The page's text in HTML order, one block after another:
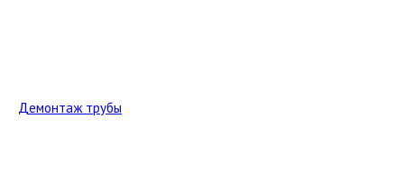
Демонтаж трубы